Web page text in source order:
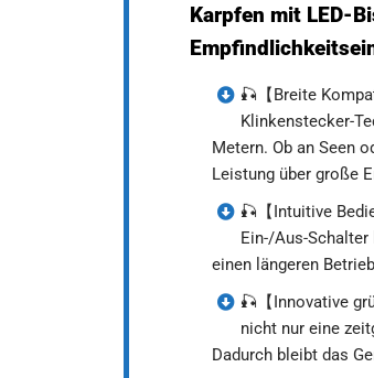
Karpfen mit LED-
🎣【Breite
Klinkenstecker-
Metern. Ob an Seen
Leistung über große
🎣【Intuitive
Ein-/Aus-
einen längeren
🎣【Innovative
nicht nur eine
Dadurch bleibt das